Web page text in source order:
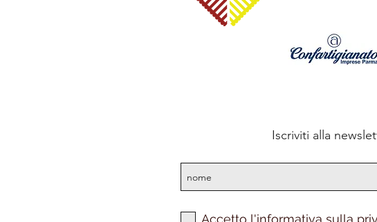
Iscriviti alla
Accetto l'informativa sulla